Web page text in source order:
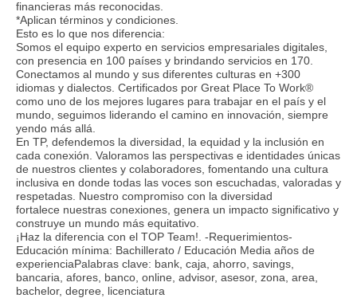
financieras más reconocidas.
*Aplican términos y condiciones.
Esto es lo que nos diferencia:
Somos el equipo experto en servicios empresariales digitales,
con presencia en 100 países y brindando servicios en 170.
Conectamos al mundo y sus diferentes culturas en +300
idiomas y dialectos. Certificados por Great Place To Work®
como uno de los mejores lugares para trabajar en el país y el
mundo, seguimos liderando el camino en innovación, siempre
yendo más allá.
En TP, defendemos la diversidad, la equidad y la inclusión en
cada conexión. Valoramos las perspectivas e identidades únicas
de nuestros clientes y colaboradores, fomentando una cultura
inclusiva en donde todas las voces son escuchadas, valoradas y
respetadas. Nuestro compromiso con la diversidad
fortalece nuestras conexiones, genera un impacto significativo y
construye un mundo más equitativo.
¡Haz la diferencia con el TOP Team!. -Requerimientos-
Educación mínima: Bachillerato / Educación Media años de
experienciaPalabras clave: bank, caja, ahorro, savings,
bancaria, afores, banco, online, advisor, asesor, zona, area,
bachelor, degree, licenciatura